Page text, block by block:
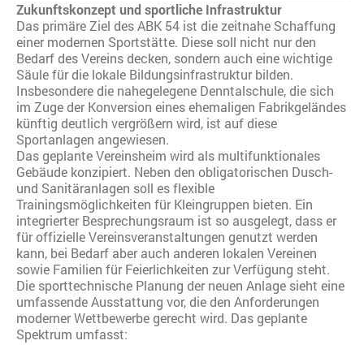
Zukunftskonzept und sportliche Infrastruktur
Das primäre Ziel des ABK 54 ist die zeitnahe Schaffung
einer modernen Sportstätte. Diese soll nicht nur den
Bedarf des Vereins decken, sondern auch eine wichtige
Säule für die lokale Bildungsinfrastruktur bilden.
Insbesondere die nahegelegene Denntalschule, die sich
im Zuge der Konversion eines ehemaligen Fabrikgeländes
künftig deutlich vergrößern wird, ist auf diese
Sportanlagen angewiesen.
Das geplante Vereinsheim wird als multifunktionales
Gebäude konzipiert. Neben den obligatorischen Dusch-
und Sanitäranlagen soll es flexible
Trainingsmöglichkeiten für Kleingruppen bieten. Ein
integrierter Besprechungsraum ist so ausgelegt, dass er
für offizielle Vereinsveranstaltungen genutzt werden
kann, bei Bedarf aber auch anderen lokalen Vereinen
sowie Familien für Feierlichkeiten zur Verfügung steht.
Die sporttechnische Planung der neuen Anlage sieht eine
umfassende Ausstattung vor, die den Anforderungen
moderner Wettbewerbe gerecht wird. Das geplante
Spektrum umfasst: